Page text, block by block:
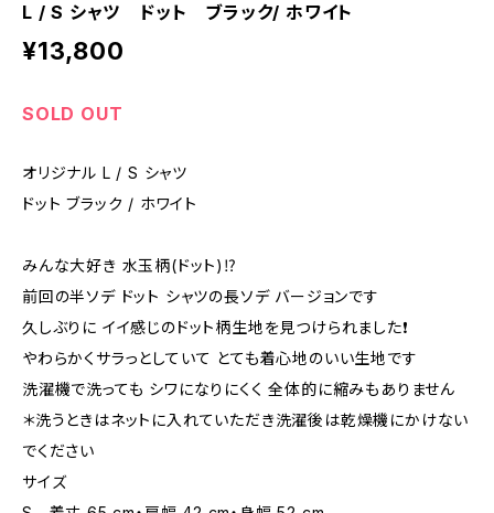
L / S シャツ ドット ブラック/ ホワイト
¥13,800
SOLD OUT
オリジナル L / S シャツ
ドット ブラック / ホワイト
みんな大好き 水玉柄(ドット)⁉️
前回の半ソデ ドット シャツの長ソデ バージョンです
久しぶりに イイ感じのドット柄生地を見つけられました❗️
やわらかくサラっとしていて とても着心地のいい生地です
洗濯機で洗っても シワになりにくく 全体的に縮みもありません
＊洗うときはネットに入れていただき洗濯後は乾燥機にかけない
でください
サイズ